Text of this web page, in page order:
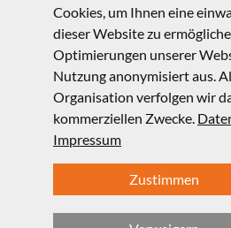
Um Lehrkräfte weiter in ihrer
stellen wir eine laufend
Cookies, um Ihnen eine
dieser Website zu
Optimierungen unserer
Nutzung anonymisiert aus.
Organisation verfolgen wir
kommerziellen Zwecke.
Impressum
Zustimmen